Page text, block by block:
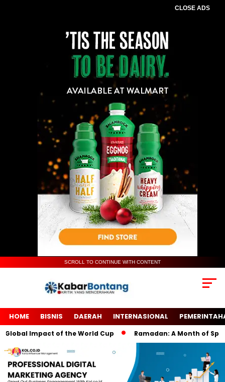
CLOSE ADS
SCROLL TO CONTINUE WITH CONTENT
HOME BISNIS DAERAH INTERNASIONAL
Impact of the World Cup Ramadan: A Month of